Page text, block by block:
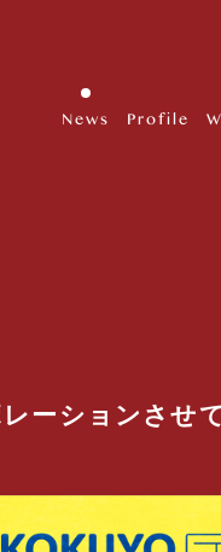
News Profile
ーションさせ